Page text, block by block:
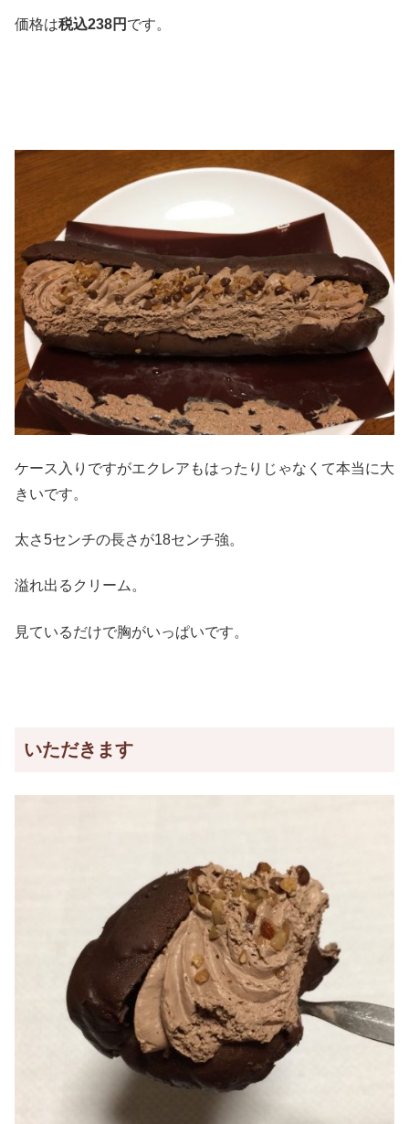
価格は税込238円 です。
ケース入りですがエクレアもはったりじゃなくて本当に大
きいです。
太さ5センチの長さが18センチ強。
溢れ出るクリーム。
見ているだけで胸がいっぱいです。
いただきます